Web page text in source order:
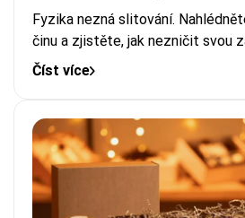
Fyzika nezná slitování.
činu a zjistěte, jak nezničit svou
Číst více